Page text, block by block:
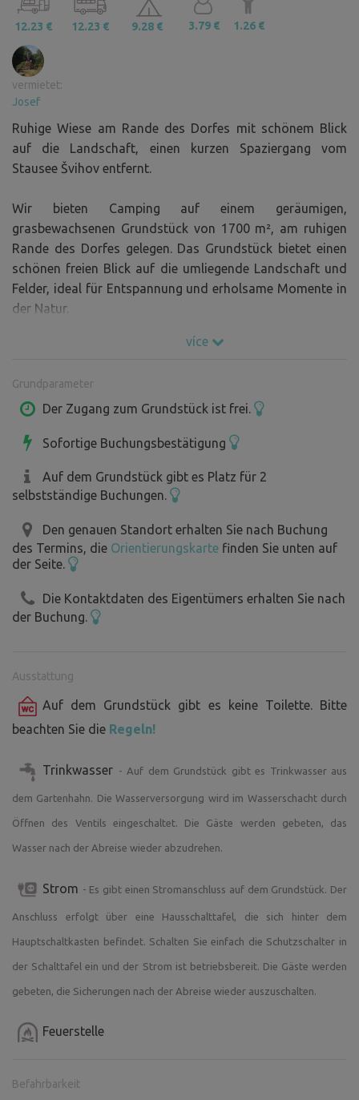
12.23 € 12.23 € 9.28 € 3.79 € 1.26 €
vermietet:
Josef
Ruhige Wiese am Rande des Dorfes mit schönem Blick
auf die Landschaft, einen kurzen Spaziergang vom
Stausee Švihov entfernt.
Wir bieten Camping auf einem geräumigen,
grasbewachsenen Grundstück von 1700 m², am ruhigen
Rande des Dorfes gelegen. Das Grundstück bietet einen
schönen freien Blick auf die umliegende Landschaft und
Felder, ideal für Entspannung und erholsame Momente in
der Natur.
Straße aus, so dass der Platz für Wohnwagen,
Es gibt einen Strom- und Wasseranschluss auf dem
Grundstück. Eine Seite des Grundstücks ist von Bäumen
Windschatten sorgen.
Abends ist es wunderbar ruhig und bei minimalem
Lichtsmog kann man den Sternenhimmel beobachten.
Tipps für Ausflüge in der Umgebung
Schloss Ledeč nad Sázavou 14min (13km)
Schloss Zruč nad Sázavou 12min (10km)
Wasserhaus Hulice - interaktive Ausstellung über Wasser
und Natur 13min (11km)
Bienenwelt Hulice - ein interessanter Ort über das Leben
schöne Natur von Posázaví, geeignet für Radfahren und
Hitlers Brücken - ein interessantes Gebäude in der
Umgebung (für die Öffentlichkeit geschlossen)
Wir freuen uns, wenn Sie sich bei Pepi's unter dem
více
Grundparameter
Der Zugang zum Grundstück ist frei.
Sofortige Buchungsbestätigung
Auf dem Grundstück gibt es Platz für 2
selbstständige Buchungen.
Den genauen Standort erhalten Sie nach Buchung
des Termins, die Orientierungskarte finden Sie unten auf
der Seite.
Die Kontaktdaten des Eigentümers erhalten Sie nach
der Buchung.
Ausstattung
Auf dem Grundstück gibt es keine Toilette. Bitte
beachten Sie die Regeln!
Trinkwasser - Auf dem Grundstück gibt es Trinkwasser aus
dem Gartenhahn. Die Wasserversorgung wird im Wasserschacht durch
Öffnen des Ventils eingeschaltet. Die Gäste werden gebeten, das
Wasser nach der Abreise wieder abzudrehen.
Strom - Es gibt einen Stromanschluss auf dem Grundstück. Der
Anschluss erfolgt über eine Hausschalttafel, die sich hinter dem
Hauptschaltkasten befindet. Schalten Sie einfach die Schutzschalter in
der Schalttafel ein und der Strom ist betriebsbereit. Die Gäste werden
gebeten, die Sicherungen nach der Abreise wieder auszuschalten.
Feuerstelle
Befahrbarkeit